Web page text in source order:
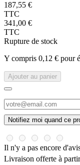
187,55 €
TTC
341,00 €
TTC
Rupture de stock
Y compris 0,12 € pour
Ajouter au panier
Notifiez moi quand ce
Il n'y a pas encore
Livraison offerte à